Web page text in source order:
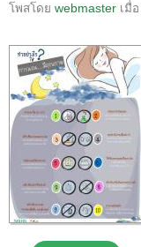
โพสโดย webmaster เมื่